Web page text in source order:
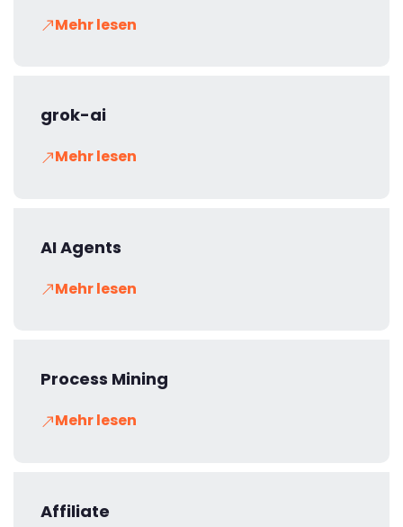
Mehr lesen
grok-ai
Mehr lesen
AI Agents
Mehr lesen
Process Mining
Mehr lesen
Affiliate